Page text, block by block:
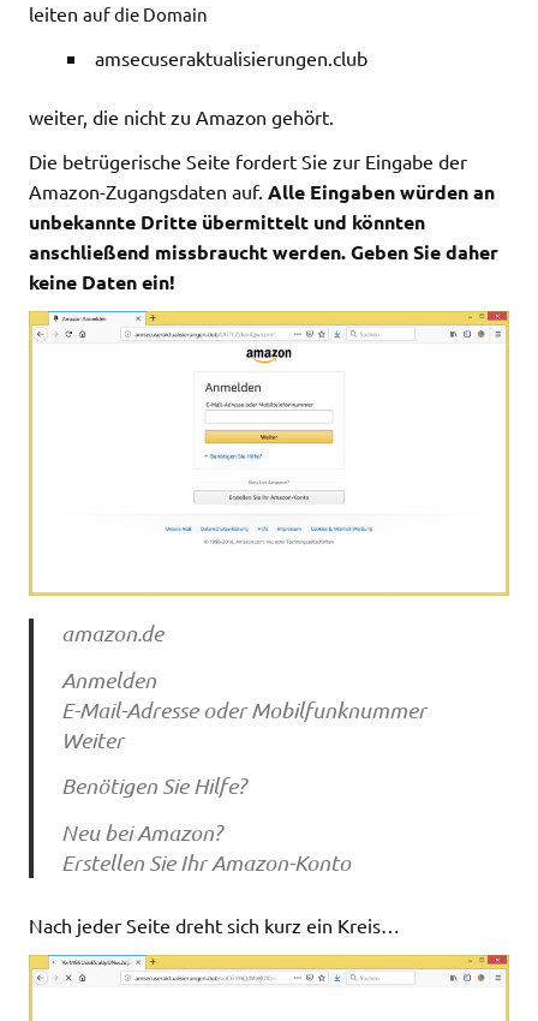
leiten auf die Domain
amsecuseraktualisierungen.club
weiter, die nicht zu Amazon gehört.
Die betrügerische Seite fordert Sie zur Eingabe der
Amazon-Zugangsdaten auf. Alle Eingaben würden an
unbekannte Dritte übermittelt und könnten
anschließend missbraucht werden. Geben Sie daher
keine Daten ein!
amazon.de
Anmelden
E-Mail-Adresse oder Mobilfunknummer
Weiter
Benötigen Sie Hilfe?
Neu bei Amazon?
Erstellen Sie Ihr Amazon-Konto
Nach jeder Seite dreht sich kurz ein Kreis…